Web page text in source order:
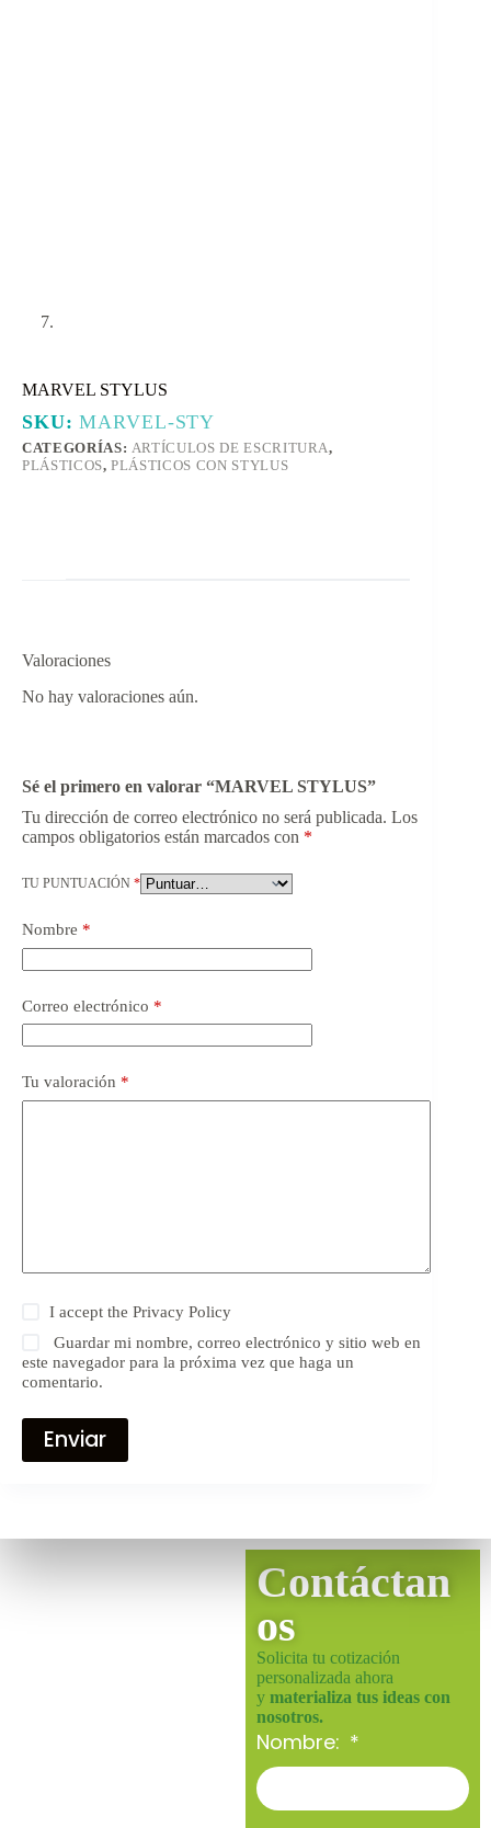
MARVEL STYLUS
SKU:MARVEL-STY
CATEGORÍAS: ARTÍCULOS DE ESCRITURA,
PLÁSTICOS,PLÁSTICOS CON STYLUS
Valoraciones
No hay valoraciones aún.
Sé el primero en valorar “MARVEL STYLUS”
Tu dirección de correo electrónico no será publicada. Los
campos obligatorios están marcados con *
TU PUNTUACIÓN *
Nombre *
Correo electrónico *
Tu valoración *
I accept thePrivacy Policy
Guardar mi nombre, correo electrónico y sitio web en
este navegador para la próxima vez que haga un
comentario.
Enviar
Contáctan
os
Solicita tu cotización
personalizada ahora
y materializa tus ideas con
nosotros.
Nombre: